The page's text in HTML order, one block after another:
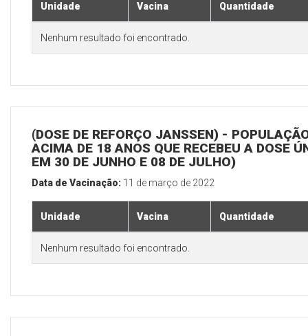
Unidade Vacina Quantidade
Nenhum resultado foi encontrado.
(DOSE DE REFORÇO JANSSEN) -
ACIMA DE 18 ANOS QUE RECEBEU A DOSE
EM 30 DE JUNHO E 08 DE JULHO)
Data de Vacinação: 11 de março de 2022
Unidade Vacina Quantidade
Nenhum resultado foi encontrado.